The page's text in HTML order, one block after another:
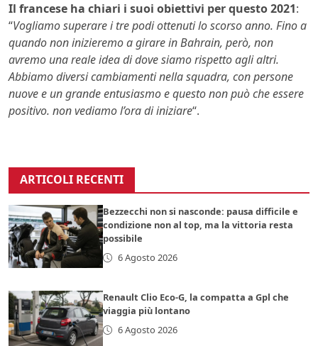
Il francese ha chiari i suoi obiettivi per questo 2021:
“Vogliamo superare i tre podi ottenuti lo scorso anno. Fino a
quando non inizieremo a girare in Bahrain, però, non
avremo una reale idea di dove siamo rispetto agli altri.
Abbiamo diversi cambiamenti nella squadra, con persone
nuove e un grande entusiasmo e questo non può che essere
positivo. non vediamo l’ora di iniziare“.
ARTICOLI RECENTI
Bezzecchi non si nasconde: pausa difficile e
condizione non al top, ma la vittoria resta
possibile
6 Agosto 2026
Renault Clio Eco-G, la compatta a Gpl che
viaggia più lontano
6 Agosto 2026